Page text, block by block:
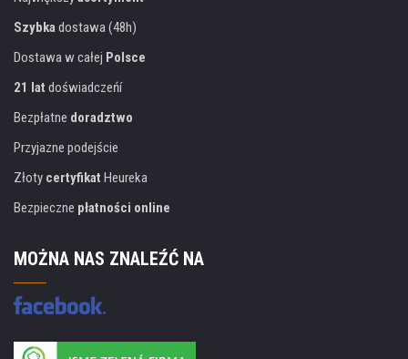
Szybkadostawa (48h)
Dostawa w całej Polsce
21 lat doświadczeńí
Bezpłatne doradztwo
Przyjazne podejście
Złoty certyfikat Heureka
Bezpieczne płatności online
MOŻNA NAS ZNALEŹĆ NA